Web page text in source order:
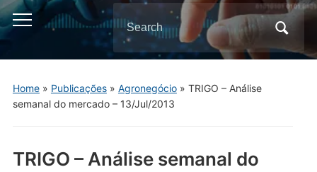
Toggle
menu
for:
Home» Publicações» Agronegócio» TRIGO – Análise
semanal do mercado – 13/Jul/2013
TRIGO – Análise semanal do